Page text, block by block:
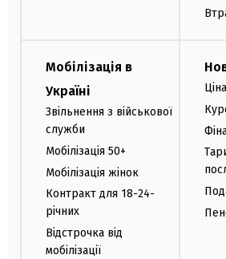
Мобілізація в
Україні
Звільнення з військової
служби
Мобілізація 50+
Мобілізація жінок
Контракт для 18-24-
річних
Відстрочка від
мобілізації